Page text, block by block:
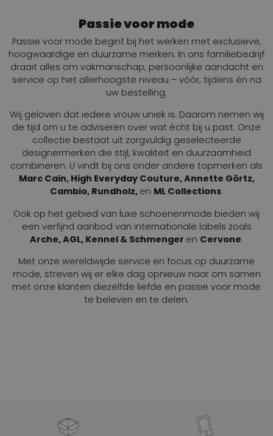
Passie voor mode
Passie voor mode begint bij het werken met exclusieve,
hoogwaardige en duurzame merken. In ons familiebedrijf
draait alles om vakmanschap, persoonlijke aandacht en
service op het allerhoogste niveau – vóór, tijdens én na
uw bestelling.
Wij geloven dat iedere vrouw uniek is. Daarom nemen wij
de tijd om u te adviseren over wat écht bij u past. Onze
collectie bestaat uit zorgvuldig geselecteerde
designermerken die stijl, kwaliteit en duurzaamheid
combineren. U vindt bij ons onder andere topmerken als
Marc Cain, High Everyday Couture, Annette Görtz,
Cambio, Rundholz, en ML Collections.
Ook op het gebied van luxe schoenenmode bieden wij
een verfijnd aanbod van internationale labels zoals
Arche, AGL, Kennel & Schmenger en Cervone.
Met onze wereldwijde service en focus op duurzame
mode, streven wij er elke dag opnieuw naar om samen
met onze klanten diezelfde liefde en passie voor mode
te beleven en te delen.